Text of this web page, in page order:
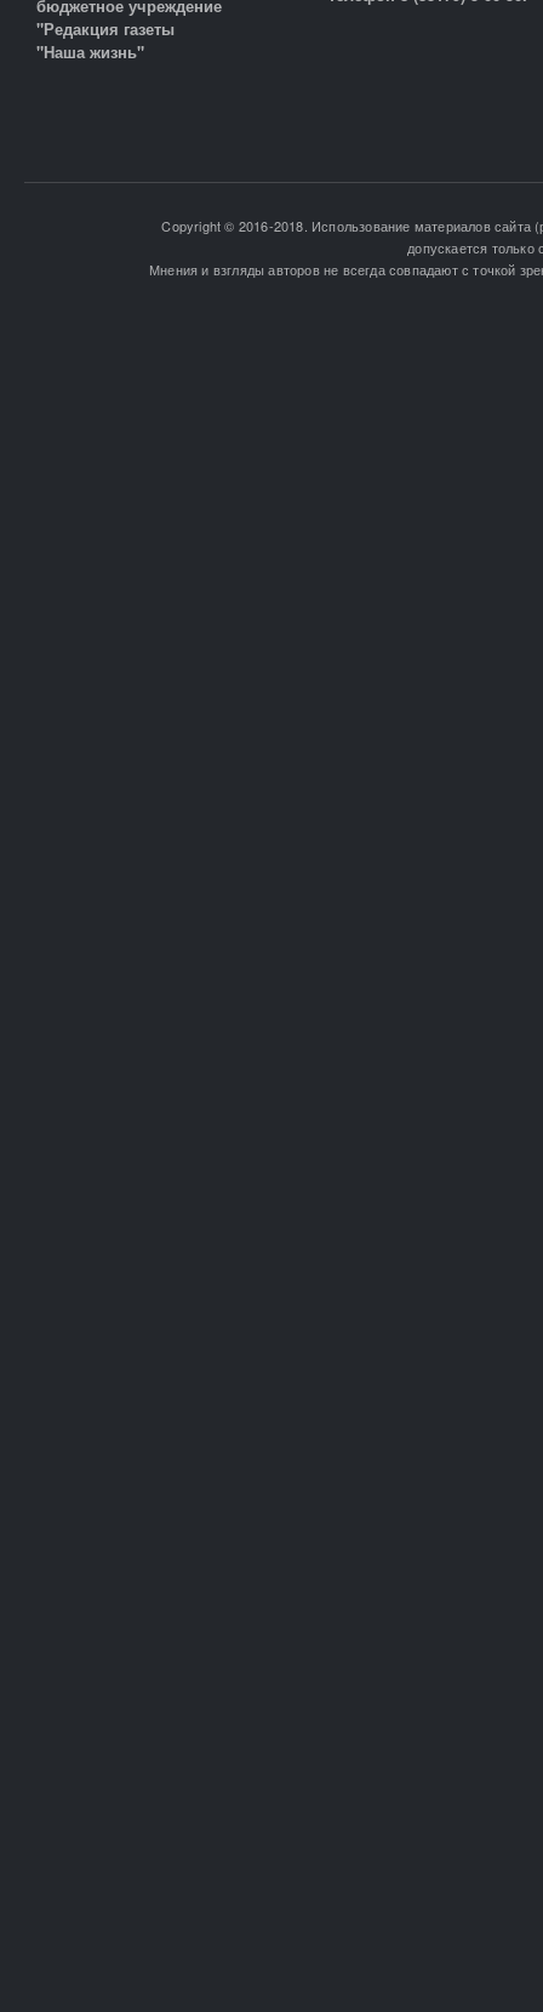
бюджетное учреждение
"Редакция газеты
"Наша жизнь"
Copyright © 2016-2018. Использование материалов сайта
допускается
Мнения и взгляды авторов не всегда совпадают с точкой